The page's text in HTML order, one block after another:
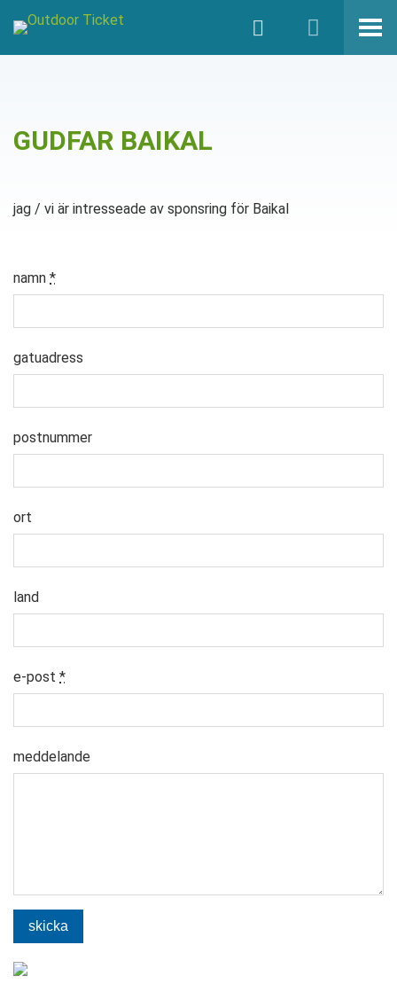
GUDFAR BAIKAL
jag / vi är intresseade av sponsring för Baikal
namn *
gatuadress
postnummer
ort
land
e-post *
meddelande
skicka